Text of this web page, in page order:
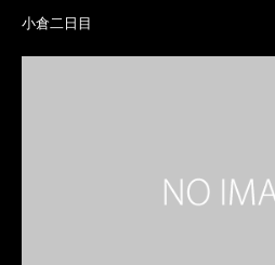
小倉二日目